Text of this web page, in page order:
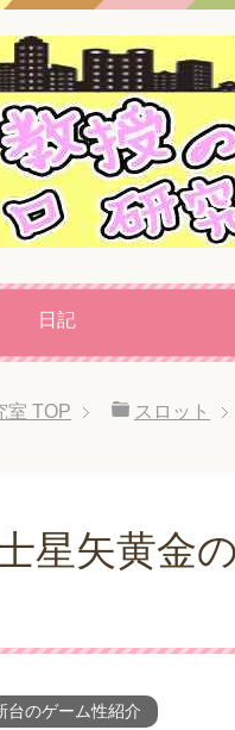
日記
室 TOP スロット
星矢黄金
台のゲーム性紹介